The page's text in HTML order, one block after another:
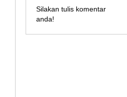
Silakan tulis komentar
anda!